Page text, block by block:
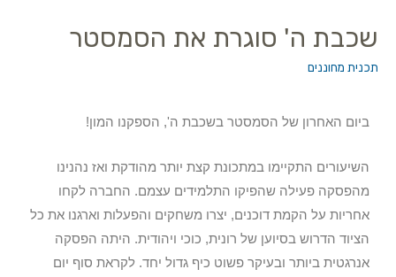
שכבת ה' סוגרת את הסמסטר
תכנית מחוננים
ביום האחרון של הסמסטר בשכבת ה', הספקנו המון!
השיעורים התקיימו במתכונת קצת יותר מהודקת ואז נהנינו
מהפסקה פעילה שהפיקו התלמידים עצמם. החברה לקחו
אחריות על הקמת דוכנים, יצרו משחקים והפעלות וארגנו את כל
הציוד הדרוש בסיוען של רונית, כוכי ויהודית. היתה הפסקה
אנרגטית ביותר ובעיקר פשוט כיף גדול יחד. לקראת סוף יום